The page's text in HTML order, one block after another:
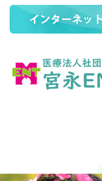
医師紹介
診療案内